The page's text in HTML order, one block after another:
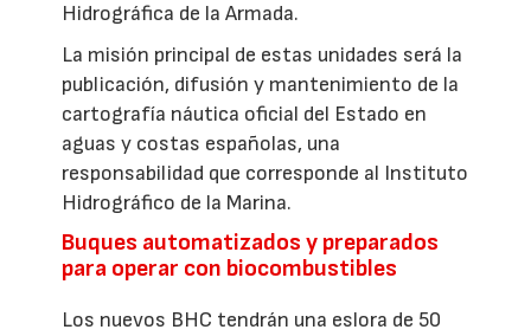
Hidrográfica de la Armada.
La misión principal de estas unidades será la
publicación, difusión y mantenimiento de la
cartografía náutica oficial del Estado en
aguas y costas españolas, una
responsabilidad que corresponde al Instituto
Hidrográfico de la Marina.
Buques automatizados y preparados
para operar con biocombustibles
Los nuevos BHC tendrán una eslora de 50